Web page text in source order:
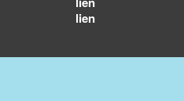
lien